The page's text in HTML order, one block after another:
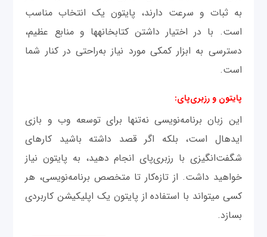
به ثبات و سرعت دارند، پایتون یک انتخاب مناسب
است. با در اختیار داشتن کتابخانه‎ها و منابع عظیم،
دسترسی به ابزار کمکی مورد نیاز به‌راحتی در کنار شما
است.
پایتون و رزبری‌پای:
این زبان برنامه‌نویسی نه‌تنها برای توسعه وب و بازی
ایده‎ال است، بلکه اگر قصد داشته باشید کارهای
شگفت‌انگیزی با رزبری‌پای انجام دهید، به پایتون نیاز
خواهید داشت. از تازه‌کار تا متخصص برنامه‌نویسی، هر
کسی می‎تواند با استفاده از پایتون یک اپلیکیشن کاربردی
بسازد.